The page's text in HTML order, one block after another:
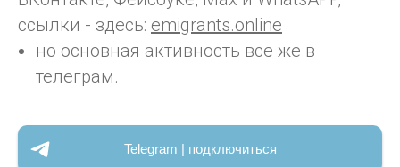
ссылки - здесь: emigrants.online
но основная активность всё же в
телеграм.
Telegram | подключиться